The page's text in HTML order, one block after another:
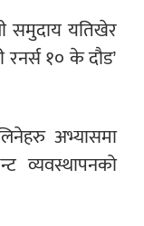
समुदाय यतिखेर
१० के दौड’
अभ्यासमा
व्यवस्थापनको